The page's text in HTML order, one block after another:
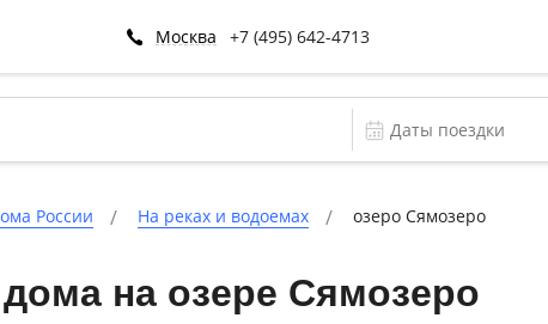
Москва +7 (495) 642-4713
России На реках и водоемах озеро Сямозеро
на озере Сямозеро